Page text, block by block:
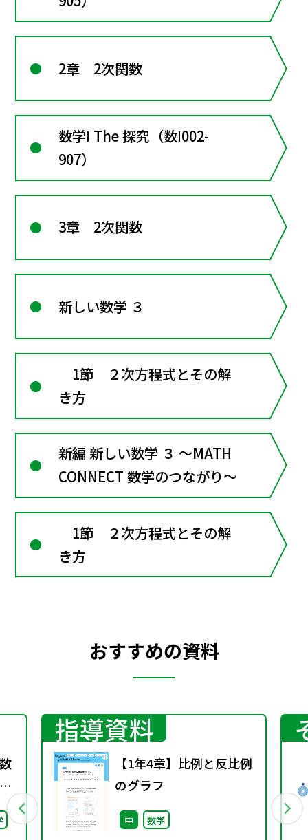
2章 2次関数
数学Ⅰ The 探究（数Ⅰ002-
907）
3章 2次関数
新しい数学 ３
1節 ２次方程式とその解
き方
新編 新しい数学 ３ ～MATH
CONNECT 数学のつながり～
1節 ２次方程式とその解
き方
おすすめの資料
指導資料
【1年4章】比例と反比例
のグラフ
中 数学